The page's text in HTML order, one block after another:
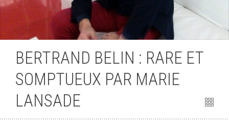
Interviews
BERTRAND BELIN : RARE ET
SOMPTUEUX PAR MARIE
LANSADE